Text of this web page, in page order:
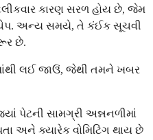
કારણ સરળ હોય છે, જેમ
ચેપ. અન્ય સમયે, તે કંઈક સૂચવી
છે.
લઈ જાઉં, જેથી તમને ખબર
પેટની સામગ્રી અન્નનળીમાં
અને ક્યારેક વોમિટિંગ થાય છે